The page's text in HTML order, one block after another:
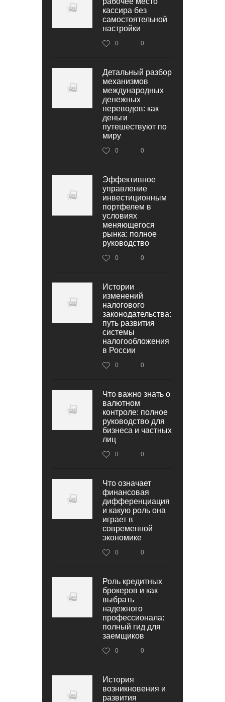
кассира без
самостоятельной
настройки
0 0
Детальный разбор
механизмов
международных
денежных
переводов: как
деньги
путешествуют по
миру
0 0
Эффективное
управление
инвестиционным
портфелем в
условиях
меняющегося
рынка: полное
руководство
0 0
Истории
изменений
налогового
законодательства:
путь развития
системы
налогообложения
в России
0 0
Что важно знать о
валютном
контроле: полное
руководство для
бизнеса и частных
лиц
0 0
Что означает
финансовая
дифференциация
и какую роль она
играет в
современной
экономике
0 0
Роль кредитных
брокеров и как
выбрать
надежного
профессионала:
полный гид для
заемщиков
0 0
История
возникновения и
развития